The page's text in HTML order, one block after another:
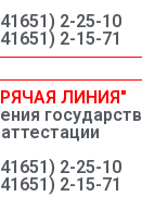
2-25-10
2-15-71
ЛИНИЯ"
аттестации
2-25-10
2-15-71